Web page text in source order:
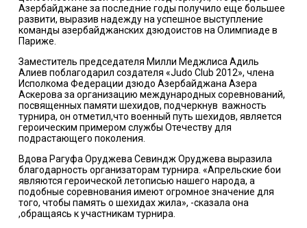
Азербайджане за последние годы получило еще большее
развити, выразив надежду на успешное выступление
команды азербайджанских дзюдоистов на Олимпиаде в
Париже.
Заместитель председателя Милли Меджлиса Адиль
Алиев поблагодарил создателя «Judo Club 2012», члена
Исполкома Федерации дзюдо Азербайджана Азера
Аскерова за организацию международных соревнований,
посвященных памяти шехидов, подчеркнув важность
турнира, он отметил,что военный путь шехидов, является
героическим примером службы Отечеству для
подрастающего поколения.
Вдова Рагуфа Оруджева Севиндж Оруджева выразила
благодарность организаторам турнира. «Апрельские бои
являются героической летописью нашего народа, а
подобные соревнования имеют огромное значение для
того, чтобы память о шехидах жила», -сказала она
,обращаясь к участникам турнира.